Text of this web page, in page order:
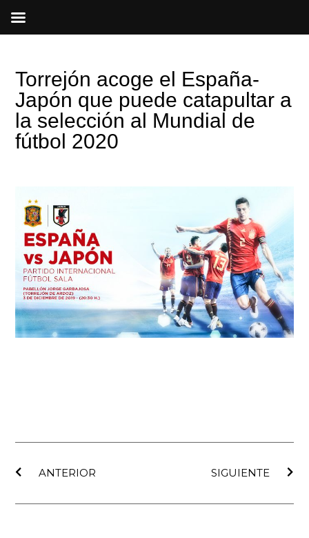
Torrejón acoge el España-
Japón que puede catapultar a
la selección al Mundial de
fútbol 2020
ANTERIOR
SIGUIENTE